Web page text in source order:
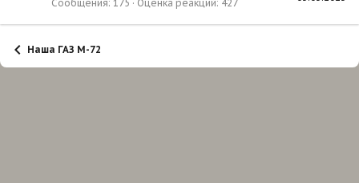
Сообщения 175 Оценка реакций 427
Наша ГАЗ М-72